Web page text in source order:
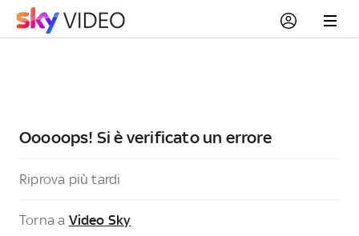
Ooooops! Si è verificato un errore
Riprova più tardi
Torna a Video Sky